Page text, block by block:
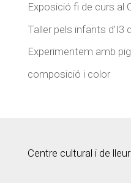
Exposició fi de curs al
Taller pels infants d’I3
Experimentem amb
composició i color
Centre cultural i de